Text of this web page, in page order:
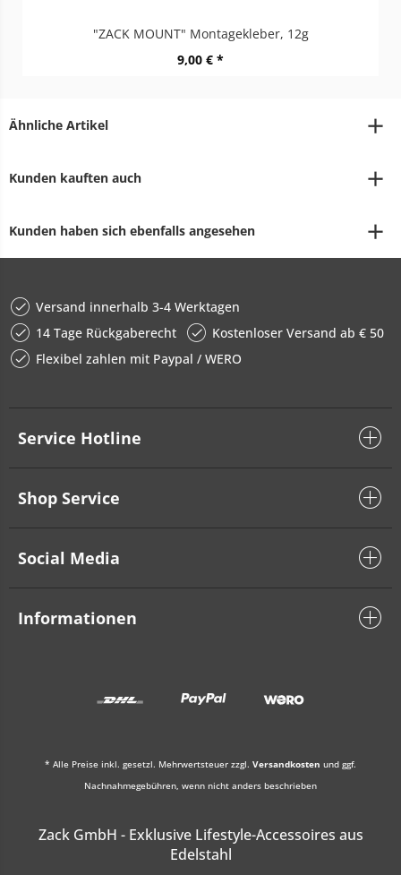
"ZACK MOUNT" Montagekleber, 12g
9,00 € *
Ähnliche Artikel
Kunden kauften auch
Kunden haben sich ebenfalls angesehen
Versand innerhalb 3-4 Werktagen
14 Tage Rückgaberecht
Kostenloser Versand ab € 50
Flexibel zahlen mit Paypal / WERO
Service Hotline
Shop Service
Social Media
Informationen
* Alle Preise inkl. gesetzl. Mehrwertsteuer zzgl. Versandkosten und ggf.
Nachnahmegebühren, wenn nicht anders beschrieben
Zack GmbH - Exklusive Lifestyle-Accessoires aus
Edelstahl